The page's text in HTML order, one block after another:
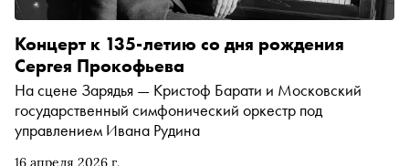
16 апреля 2026 г.
Концерт к 135-летию со дня рождения
Сергея Прокофьева
На сцене Зарядья — Кристоф Барати и Московский
государственный симфонический оркестр под
управлением Ивана Рудина